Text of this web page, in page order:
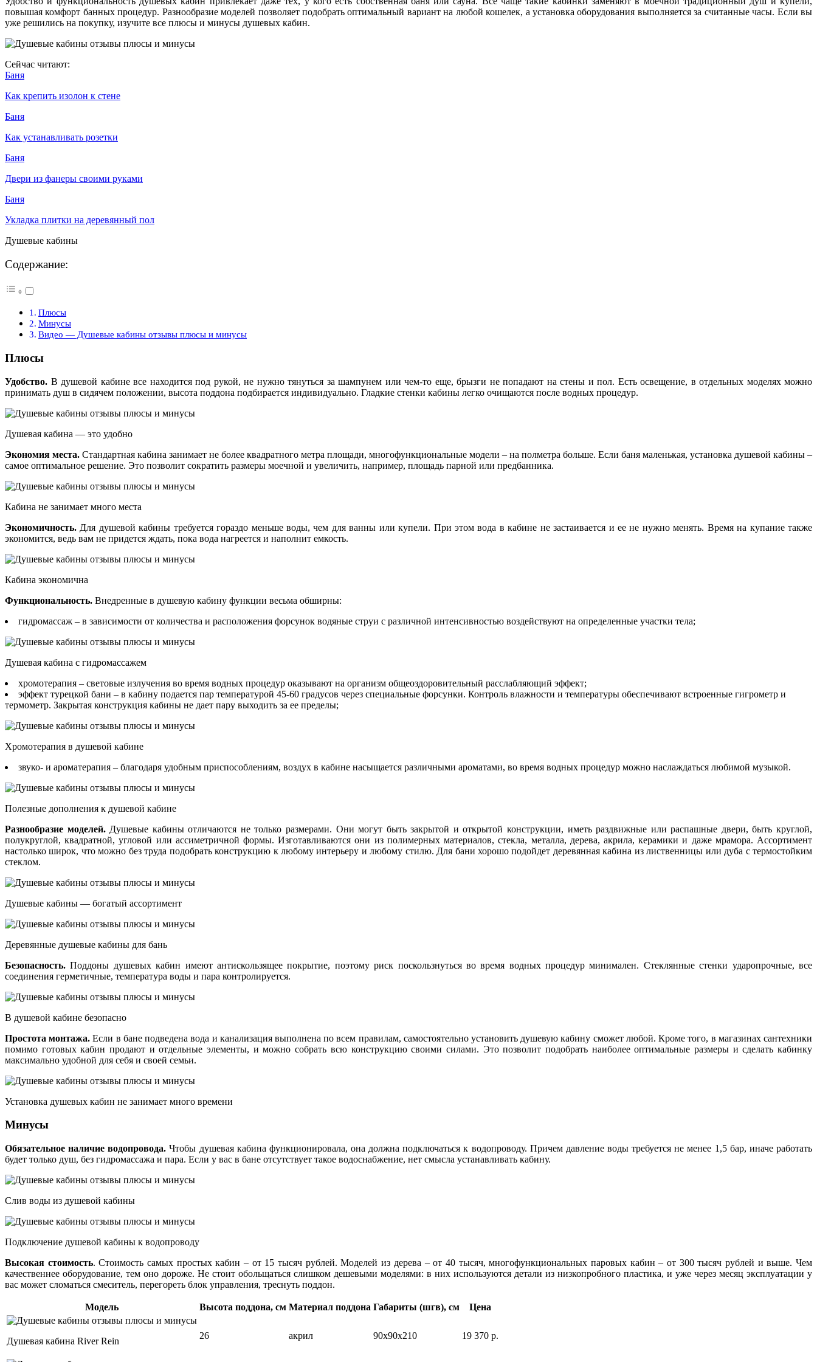
повышая комфорт банных процедур. Разнообразие моделей позволяет подобрать оптимальный вариант на любой кошелек, а установка оборудования выполняется за считанные часы. Если вы
уже решились на покупку, изучите все плюсы и минусы душевых кабин.
Сейчас читают:
Баня
Как крепить изолон к стене
Баня
Как устанавливать розетки
Баня
Двери из фанеры своими руками
Баня
Укладка плитки на деревянный пол
Душевые кабины
Содержание:
Плюсы
Минусы
Видео — Душевые кабины отзывы плюсы и минусы
Плюсы
Удобство. В душевой кабине все находится под рукой, не нужно тянуться за шампунем или чем-то еще, брызги не попадают на стены и пол. Есть освещение, в отдельных моделях можно
принимать душ в сидячем положении, высота поддона подбирается индивидуально. Гладкие стенки кабины легко очищаются после водных процедур.
Душевая кабина — это удобно
Экономия места. Стандартная кабина занимает не более квадратного метра площади, многофункциональные модели – на полметра больше. Если баня маленькая, установка душевой кабины –
самое оптимальное решение. Это позволит сократить размеры моечной и увеличить, например, площадь парной или предбанника.
Кабина не занимает много места
Экономичность. Для душевой кабины требуется гораздо меньше воды, чем для ванны или купели. При этом вода в кабине не застаивается и ее не нужно менять. Время на купание также
экономится, ведь вам не придется ждать, пока вода нагреется и наполнит емкость.
Кабина экономична
Функциональность. Внедренные в душевую кабину функции весьма обширны:
гидромассаж – в зависимости от количества и расположения форсунок водяные струи с различной интенсивностью воздействуют на определенные участки тела;
Душевая кабина с гидромассажем
хромотерапия – световые излучения во время водных процедур оказывают на организм общеоздоровительный расслабляющий эффект;
эффект турецкой бани – в кабину подается пар температурой 45-60 градусов через специальные форсунки. Контроль влажности и температуры обеспечивают встроенные гигрометр и
термометр. Закрытая конструкция кабины не дает пару выходить за ее пределы;
Хромотерапия в душевой кабине
звуко- и ароматерапия – благодаря удобным приспособлениям, воздух в кабине насыщается различными ароматами, во время водных процедур можно наслаждаться любимой музыкой.
Полезные дополнения к душевой кабине
Разнообразие моделей.Душевые кабины отличаются не только размерами. Они могут быть закрытой и открытой конструкции, иметь раздвижные или распашные двери, быть круглой,
полукруглой, квадратной, угловой или ассиметричной формы. Изготавливаются они из полимерных материалов, стекла, металла, дерева, акрила, керамики и даже мрамора. Ассортимент
настолько широк, что можно без труда подобрать конструкцию к любому интерьеру и любому стилю. Для бани хорошо подойдет деревянная кабина из лиственницы или дуба с термостойким
стеклом.
Душевые кабины — богатый ассортимент
Деревянные душевые кабины для бань
Безопасность.Поддоны душевых кабин имеют антискользящее покрытие, поэтому риск поскользнуться во время водных процедур минимален. Стеклянные стенки ударопрочные, все
соединения герметичные, температура воды и пара контролируется.
В душевой кабине безопасно
Простота монтажа. Если в бане подведена вода и канализация выполнена по всем правилам, самостоятельно установить душевую кабину сможет любой. Кроме того, в магазинах сантехники
помимо готовых кабин продают и отдельные элементы, и можно собрать всю конструкцию своими силами. Это позволит подобрать наиболее оптимальные размеры и сделать кабинку
максимально удобной для себя и своей семьи.
Установка душевых кабин не занимает много времени
Минусы
Обязательное наличие водопровода. Чтобы душевая кабина функционировала, она должна подключаться к водопроводу. Причем давление воды требуется не менее 1,5 бар, иначе работать
будет только душ, без гидромассажа и пара. Если у вас в бане отсутствует такое водоснабжение, нет смысла устанавливать кабину.
Слив воды из душевой кабины
Подключение душевой кабины к водопроводу
Высокая стоимость. Стоимость самых простых кабин – от 15 тысяч рублей. Моделей из дерева – от 40 тысяч, многофункциональных паровых кабин – от 300 тысяч рублей и выше. Чем
качественнее оборудование, тем оно дороже. Не стоит обольщаться слишком дешевыми моделями: в них используются детали из низкопробного пластика, и уже через месяц эксплуатации у
вас может сломаться смеситель, перегореть блок управления, треснуть поддон.
Модель Высота поддона, см Материал поддона Габариты (шгв), см Цена
Душевая кабина River Rein
26 акрил 90x90x210 19 370 р.